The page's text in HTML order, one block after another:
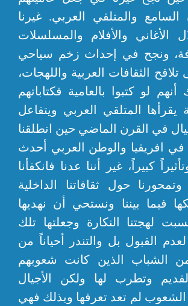
السامع والمتلقي العربي. غيرنا
الأغاني والأفلام والمسلسلات
ونجح في إحداث زخم سياحي
تلاقح الثقافات العربية واللهجات،
لو كتبوا بالعامية فكتاباتهم
المتلقي العربي ويتفاعل
في القرن الماضي حين انطلقنا
في افريقيا والوطن العربي أحدث
كبيراً، غير أننا عدنا فانكفأنا
حول ثقافاتنا الداخلية
فيما بيننا ونستحي أن نهديها
لهجتنا النكارة وجعلتها تلك
لعدم القبول بل والتندر أحياناً من
الشباب الذين كانت شعوبهم
وتطرب لها ولكن الأجيال
الشعوب لم تعد تعرفها وبذلك فهي